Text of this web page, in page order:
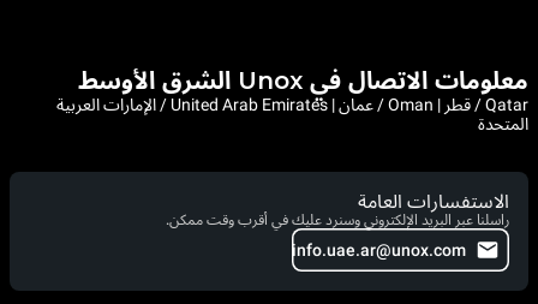
معلومات الاتصال في Unox الشرق الأوسط
Qatar / قطر | Oman / عمان | United Arab Emirates / الإمارات العربية
المتحدة
الاستفسارات العامة
راسلنا عبر البريد الإلكتروني وسنرد عليك في أقرب وقت ممكن.
info.uae.ar@unox.com